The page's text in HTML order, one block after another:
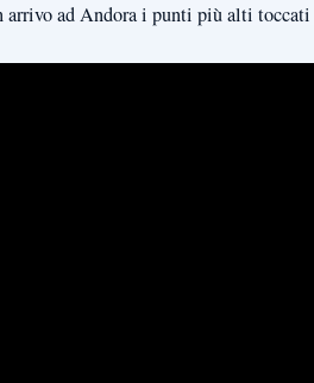
arrivo ad Andora i punti più alti